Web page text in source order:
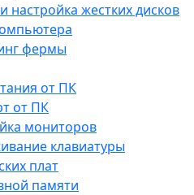
настройка жестких дисков
фермы
от ПК
от ПК
мониторов
клавиатуры
плат
памяти